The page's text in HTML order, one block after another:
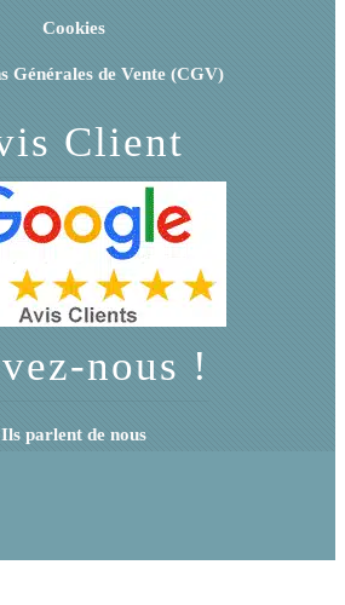
Cookies
Générales de Vente (CGV)
Client
nous !
Ils parlent de nous